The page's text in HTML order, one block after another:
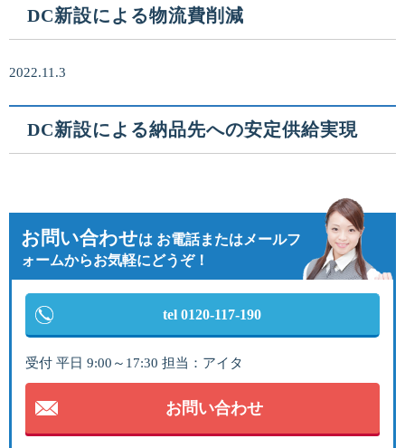
DC新設による物流費削減
2022.11.3
DC新設による納品先への安定供給実現
お問い合わせは お電話またはメールフ
ォームからお気軽にどうぞ！
tel 0120-117-190
受付 平日 9:00～17:30 担当：アイタ
お問い合わせ